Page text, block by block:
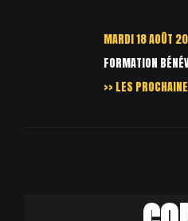
MARDI 18 AOÛT
FORMATION
>> LES